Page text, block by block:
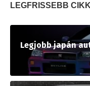
LEGFRISSEBB
Legjobb japán